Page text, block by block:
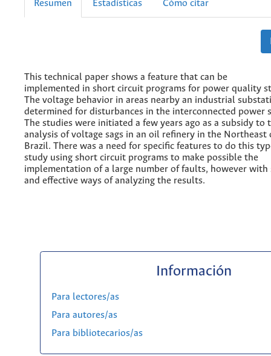
Resumen Estadísticas Cómo citar
This technical paper shows a feature that can be
implemented in short circuit programs for power quality
The voltage behavior in areas nearby an industrial
determined for disturbances in the interconnected power
The studies were initiated a few years ago as a subsidy to
analysis of voltage sags in an oil refinery in the Northeast
Brazil. There was a need for specific features to do this
study using short circuit programs to make possible the
implementation of a large number of faults, however with
and effective ways of analyzing the results.
Información
Para lectores/as
Para autores/as
Para bibliotecarios/as